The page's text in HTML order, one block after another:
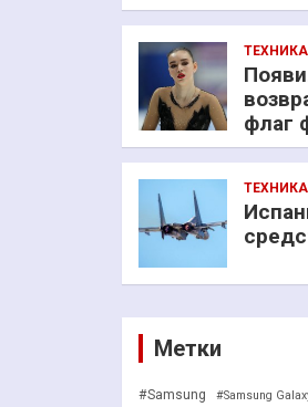
ТЕХНИКА
флаг
ТЕХНИКА
Метки
#Samsung #Samsung